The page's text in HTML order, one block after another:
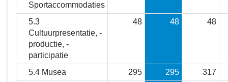
Sportaccommodaties
5.3
Cultuurpresentatie, -
productie, -
participatie
48 48 48
5.4 Musea 295 295
317